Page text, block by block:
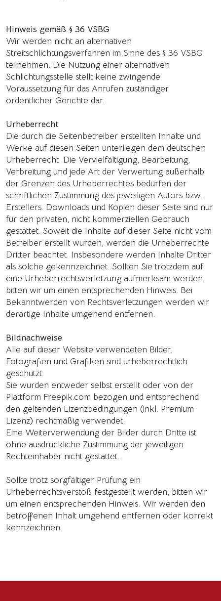
Hinweis gemäß § 36 VSBG
Wir werden nicht an alternativen
Streitschlichtungsverfahren im Sinne des § 36 VSBG
teilnehmen. Die Nutzung einer alternativen
Schlichtungsstelle stellt keine zwingende
Voraussetzung für das Anrufen zuständiger
ordentlicher Gerichte dar.
Urheberrecht
Die durch die Seitenbetreiber erstellten Inhalte und
Werke auf diesen Seiten unterliegen dem deutschen
Urheberrecht. Die Vervielfältigung, Bearbeitung,
Verbreitung und jede Art der Verwertung außerhalb
der Grenzen des Urheberrechtes bedürfen der
schriftlichen Zustimmung des jeweiligen Autors bzw.
Erstellers. Downloads und Kopien dieser Seite sind nur
für den privaten, nicht kommerziellen Gebrauch
gestattet. Soweit die Inhalte auf dieser Seite nicht vom
Betreiber erstellt wurden, werden die Urheberrechte
Dritter beachtet. Insbesondere werden Inhalte Dritter
als solche gekennzeichnet. Sollten Sie trotzdem auf
eine Urheberrechtsverletzung aufmerksam werden,
bitten wir um einen entsprechenden Hinweis. Bei
Bekanntwerden von Rechtsverletzungen werden wir
derartige Inhalte umgehend entfernen.
Bildnachweise
Alle auf dieser Website verwendeten Bilder,
Fotografien und Grafiken sind urheberrechtlich
geschützt.
Sie wurden entweder selbst erstellt oder von der
Plattform Freepik.com bezogen und entsprechend
den geltenden Lizenzbedingungen (inkl. Premium-
Lizenz) rechtmäßig verwendet.
Eine Weiterverwendung der Bilder durch Dritte ist
ohne ausdrückliche Zustimmung der jeweiligen
Rechteinhaber nicht gestattet.
Sollte trotz sorgfältiger Prüfung ein
Urheberrechtsverstoß festgestellt werden, bitten wir
um einen entsprechenden Hinweis. Wir werden den
betroffenen Inhalt umgehend entfernen oder korrekt
kennzeichnen.